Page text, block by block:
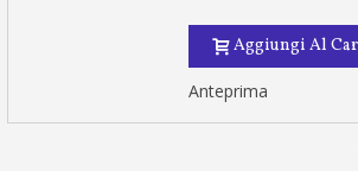
Aggiungi Al
Anteprima